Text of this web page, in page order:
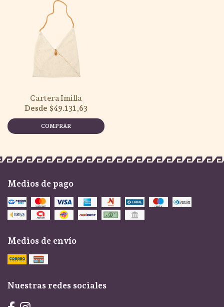
Cartera Imilla
$49.131,63
COMPRAR
Medios de pago
Medios de envío
Nuestras redes sociales